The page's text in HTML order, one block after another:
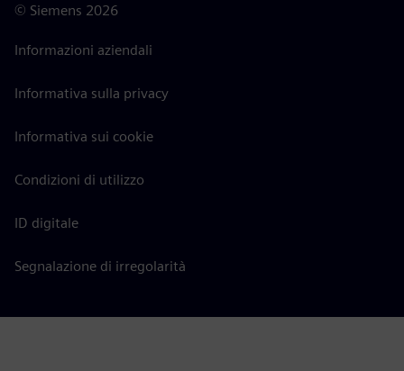
© Siemens 2026
Informazioni aziendali
Informativa sulla privacy
Informativa sui cookie
Condizioni di utilizzo
ID digitale
Segnalazione di irregolarità